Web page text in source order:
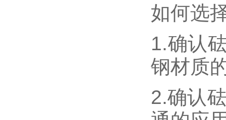
如何选
1.确认
钢材质
2.确认